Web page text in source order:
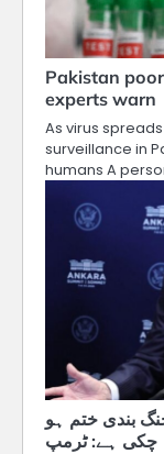
Pakistan
experts warn
As virus
surveillance in
humans A
بندی ختم ہو
چکی ہے: ٹرمپ